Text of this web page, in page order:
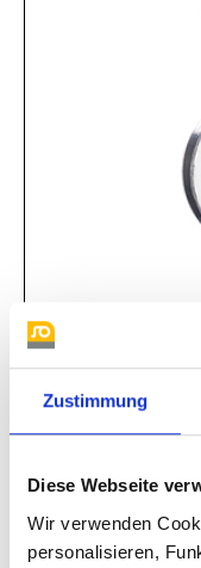
Zustimmung
Diese Webseite
Wir verwenden
personalisieren,
Ellipse mittel